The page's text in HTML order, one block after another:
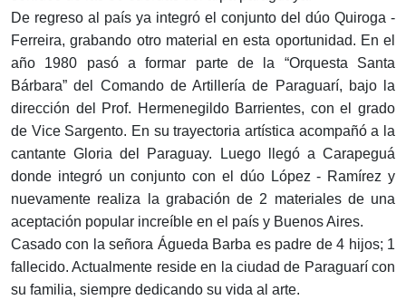
De regreso al país ya integró el conjunto del dúo Quiroga -
Ferreira, grabando otro material en esta oportunidad. En el
año 1980 pasó a formar parte de la “Orquesta Santa
Bárbara” del Comando de Artillería de Paraguarí, bajo la
dirección del Prof. Hermenegildo Barrientes, con el grado
de Vice Sargento. En su trayectoria artística acompañó a la
cantante Gloria del Paraguay. Luego llegó a Carapeguá
donde integró un conjunto con el dúo López - Ramírez y
nuevamente realiza la grabación de 2 materiales de una
aceptación popular increíble en el país y Buenos Aires.
Casado con la señora Águeda Barba es padre de 4 hijos; 1
fallecido. Actualmente reside en la ciudad de Paraguarí con
su familia, siempre dedicando su vida al arte.